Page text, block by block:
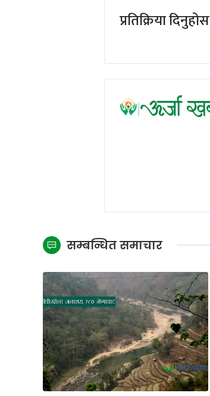
प्रतिक्रिया दिनुहोस
सम्बन्धित समाचार